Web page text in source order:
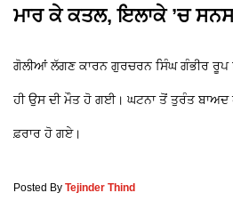
ਮਾਰ ਕੇ ਕਤਲ, ਇਲਾਕੇ ’ਚ
ਗੋਲੀਆਂ ਲੱਗਣ ਕਾਰਨ ਗੁਰਚਰਨ ਸਿੰਘ ਗੰਭੀਰ ਰੂਪ
ਹੀ ਉਸ ਦੀ ਮੌਤ ਹੋ ਗਈ। ਘਟਨਾ ਤੋਂ ਤੁਰੰਤ
ਫ਼ਰਾਰ ਹੋ ਗਏ।
Posted By Tejinder Thind